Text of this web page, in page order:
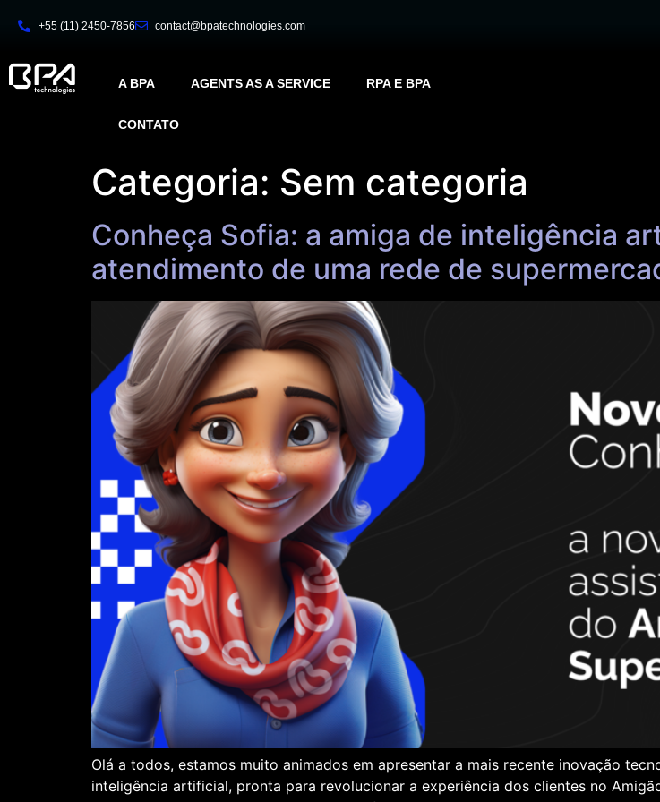
+55 (11) 2450-7856 contact@bpatechnologies.com
A BPA AGENTS AS A SERVICE RPA E BPA
CONTATO
Categoria: Sem categoria
Conheça Sofia: a amiga de inteligência
atendimento de uma rede de
Olá a todos, estamos muito animados em apresentar a mais recente inovação
inteligência artificial, pronta para revolucionar a experiência dos clientes no